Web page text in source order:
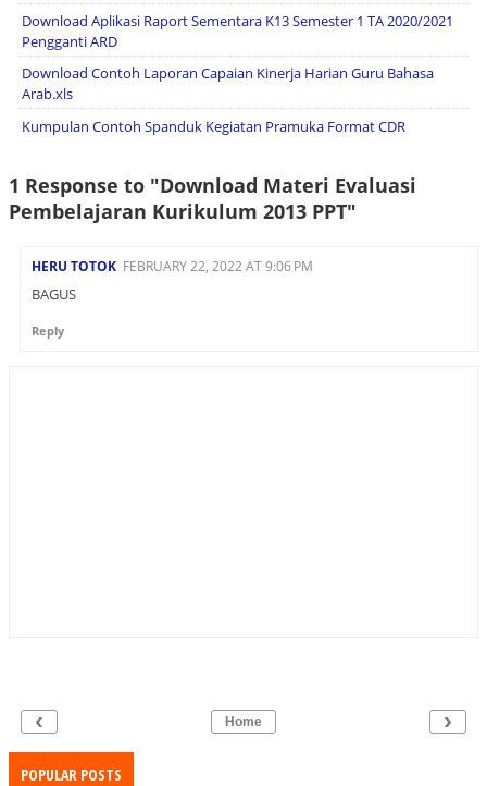
Download Aplikasi Raport Sementara K13 Semester 1 TA 2020/2021
Pengganti ARD
Download Contoh Laporan Capaian Kinerja Harian Guru Bahasa
Arab.xls
Kumpulan Contoh Spanduk Kegiatan Pramuka Format CDR
1 Response to "Download Materi Evaluasi
Pembelajaran Kurikulum 2013 PPT"
HERU TOTOK FEBRUARY 22, 2022 AT 9:06 PM
BAGUS
Reply
‹ ›
Home
POPULAR POSTS